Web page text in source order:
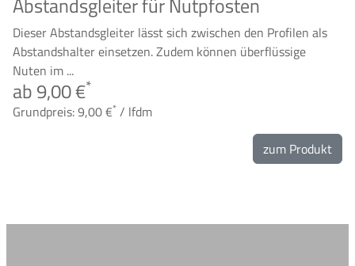
Dieser Abstandsgleiter lässt sich zwischen den Profilen als
Abstandshalter einsetzen. Zudem können überflüssige
Nuten im ...
ab 9,00 €*
Grundpreis: 9,00 €* / lfdm
zum Produkt